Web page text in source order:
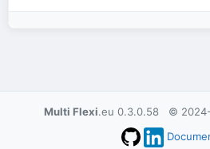
Multi Flexi.eu 0.3.0.58 ©